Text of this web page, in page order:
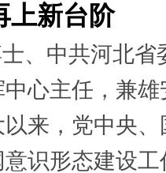
上新台阶
、中共河北
心主任，兼
来，党中央
识形态建设